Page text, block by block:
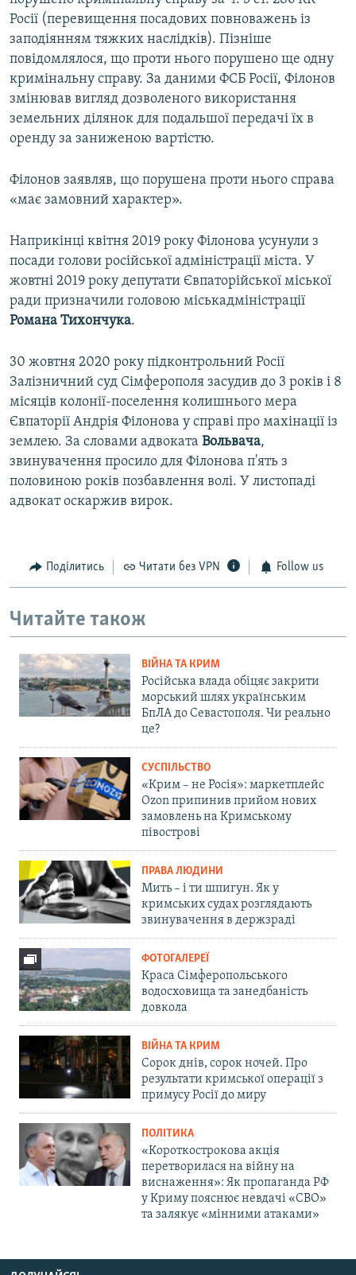
Росії (перевищення посадових повноважень із
заподіянням тяжких наслідків). Пізніше
повідомлялося, що проти нього порушено ще одну
кримінальну справу. За даними ФСБ Росії, Філонов
змінював вигляд дозволеного використання
земельних ділянок для подальшої передачі їх в
оренду за заниженою вартістю.
Філонов заявляв, що порушена проти нього справа
«має замовний характер».
Наприкінці квітня 2019 року Філонова усунули з
посади голови російської адміністрації міста. У
жовтні 2019 року депутати Євпаторійської міської
ради призначили головою міськадміністрації
Романа Тихончука.
30 жовтня 2020 року підконтрольний Росії
Залізничний суд Сімферополя засудив до 3 років і 8
місяців колонії-поселення колишнього мера
Євпаторії Андрія Філонова у справі про махінації із
землею. За словами адвоката Вольвача,
звинувачення просило для Філонова п'ять з
половиною років позбавлення волі. У листопаді
адвокат оскаржив вирок.
Поділитись Читати без VPN Follow us
Читайте також
ВІЙНА ТА КРИМ
Російська влада обіцяє закрити
морський шлях українським
БпЛА до Севастополя. Чи реально
це?
СУСПІЛЬСТВО
«Крим – не Росія»: маркетплейс
Ozon припинив прийом нових
замовлень на Кримському
півострові
ПРАВА ЛЮДИНИ
Мить – і ти шпигун. Як у
кримських судах розглядають
звинувачення в держзраді
ФОТОГАЛЕРЕЇ
Краса Сімферопольського
водосховища та занедбаність
довкола
ВІЙНА ТА КРИМ
Сорок днів, сорок ночей. Про
результати кримської операції з
примусу Росії до миру
ПОЛІТИКА
«Короткострокова акція
перетворилася на війну на
виснаження»: Як пропаганда РФ
у Криму пояснює невдачі «СВО»
та залякує «мінними атаками»